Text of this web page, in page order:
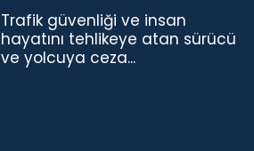
Trafik güvenliği ve insan
hayatını tehlikeye atan sürücü
ve yolcuya ceza...